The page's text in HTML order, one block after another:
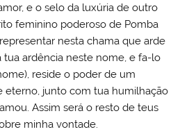
e o selo da luxúria de outro
feminino poderoso de Pomba
nesta chama que arde
ardência neste nome, e fa-lo
reside o poder de um
eterno, junto com tua humilhação
Assim será o resto de teus
minha vontade.